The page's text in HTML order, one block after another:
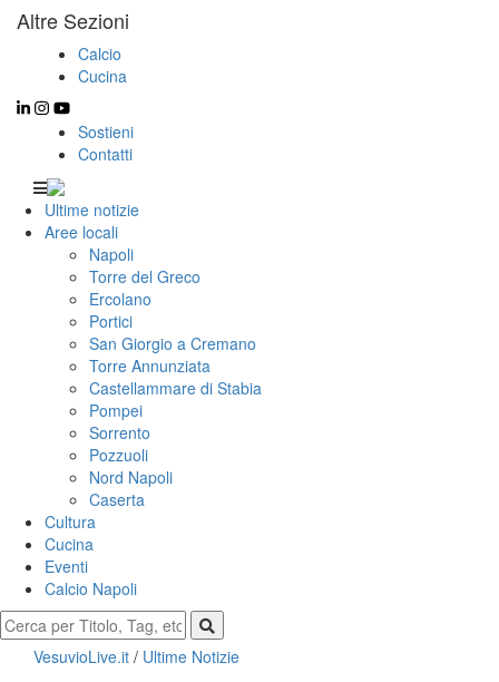
Altre Sezioni
Calcio
Cucina
Sostieni
Contatti
Ultime notizie
Aree locali
Napoli
Torre del Greco
Ercolano
Portici
San Giorgio a Cremano
Torre Annunziata
Castellammare di Stabia
Pompei
Sorrento
Pozzuoli
Nord Napoli
Caserta
Cultura
Cucina
Eventi
Calcio Napoli
VesuvioLive.it / Ultime Notizie